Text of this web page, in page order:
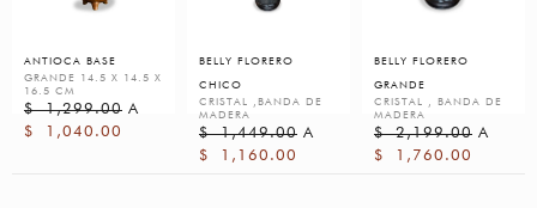
ANTIOCA BASE
GRANDE 14.5 X 14.5 X
16.5 CM
$1,299.00 A
$
1,040.00
BELLY FLORERO
CHICO
CRISTAL ,BANDA DE
MADERA
$1,449.00 A
$
1,160.00
BELLY FLORERO
GRANDE
CRISTAL , BANDA DE
MADERA
$2,199.00 A
$
1,760.00